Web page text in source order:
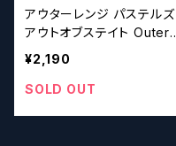
アウターレンジ パステルズ
アウトオブステイト Outer
Range Pastels Out Of St
ate【クラフトビール】
¥2,190
SOLD OUT